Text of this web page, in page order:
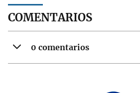
COMENTARIOS
0 comentarios